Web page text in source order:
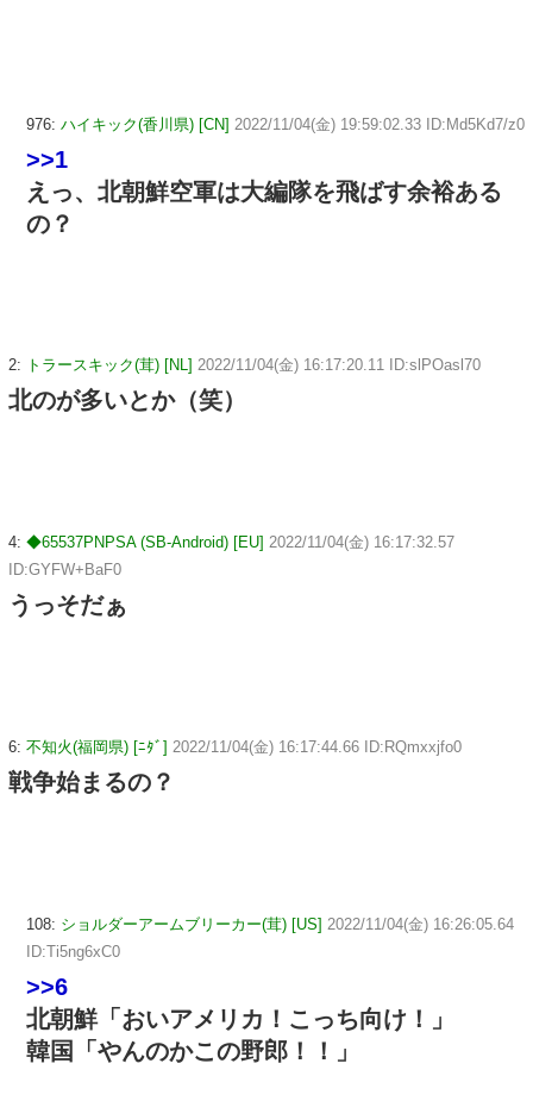
976: ハイキック(香川県) [CN] 2022/11/04(金) 19:59:02.33 ID:Md5Kd7/z0
>>1
えっ、北朝鮮空軍は大編隊を飛ばす余裕ある
の？
2: トラースキック(茸) [NL] 2022/11/04(金) 16:17:20.11 ID:slPOasl70
北のが多いとか（笑）
4: ◆65537PNPSA (SB-Android) [EU] 2022/11/04(金) 16:17:32.57
ID:GYFW+BaF0
うっそだぁ
6: 不知火(福岡県) [ﾆﾀﾞ] 2022/11/04(金) 16:17:44.66 ID:RQmxxjfo0
戦争始まるの？
108: ショルダーアームブリーカー(茸) [US] 2022/11/04(金) 16:26:05.64
ID:Ti5ng6xC0
>>6
北朝鮮「おいアメリカ！こっち向け！」
韓国「やんのかこの野郎！！」